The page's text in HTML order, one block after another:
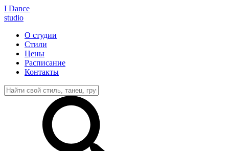
I Dance
studio
О студии
Стили
Цены
Расписание
Контакты